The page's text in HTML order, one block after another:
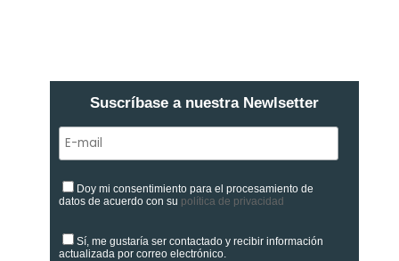
Suscríbase a nuestra Newlsetter
Doy mi consentimiento para el procesamiento de
datos de acuerdo con su política de privacidad
Sí, me gustaría ser contactado y recibir información
actualizada por correo electrónico.